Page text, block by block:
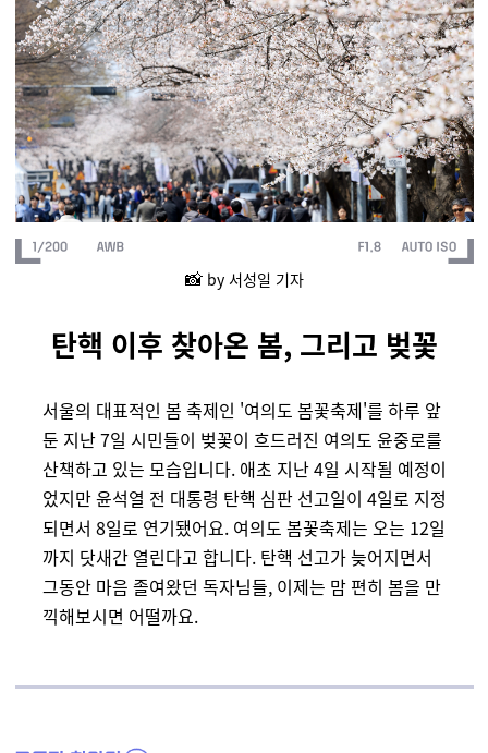
📸by 서성일 기자
탄핵 이후 찾아온 봄, 그리고 벚꽃
서울의 대표적인 봄 축제인 '여의도 봄꽃축제'를 하루 앞
둔 지난 7일 시민들이 벚꽃이 흐드러진 여의도 윤중로를
산책하고 있는 모습입니다. 애초 지난 4일 시작될 예정이
었지만 윤석열 전 대통령 탄핵 심판 선고일이 4일로 지정
되면서 8일로 연기됐어요. 여의도 봄꽃축제는 오는 12일
까지 닷새간 열린다고 합니다. 탄핵 선고가 늦어지면서
그동안 마음 졸여왔던 독자님들, 이제는 맘 편히 봄을 만
끽해보시면 어떨까요.